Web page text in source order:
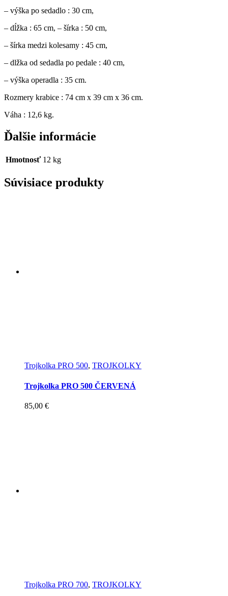
– výška po sedadlo : 30 cm,
– dĺžka : 65 cm, – šírka : 50 cm,
– šírka medzi kolesamy : 45 cm,
– dlžka od sedadla po pedale : 40 cm,
– výška operadla : 35 cm.
Rozmery krabice : 74 cm x 39 cm x 36 cm.
Váha : 12,6 kg.
Ďalšie informácie
Hmotnosť 12 kg
Súvisiace produkty
Trojkolka PRO 500, TROJKOLKY
Trojkolka PRO 500 ČERVENÁ
85,00 €
Trojkolka PRO 700, TROJKOLKY